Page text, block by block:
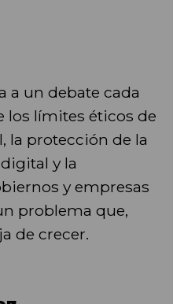
a un debate cada
los límites éticos de
la protección de la
y la
y empresas
problema que,
de crecer.